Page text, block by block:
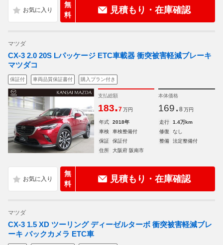
無
料
見積もり・在庫確認
マツダ
CX-3 2.0 20S Lパッケージ ETC車載器 衝突被害軽減ブレーキ
マツダコ
保証付 車両品質保証書付 購入プラン付き
支払総額
183.7 万円
本体価格
169. 8 万円
年式 2018年 走行
1.4万km
車検
車検整備付 修復
なし
保証
保証付 整備
法定整備付
住所
大阪府 阪南市
無
料
見積もり・在庫確認
マツダ
CX-3 1.5 XD ツーリング ディーゼルターボ 衝突被害軽減ブレ
ーキ バックカメラ ETC車